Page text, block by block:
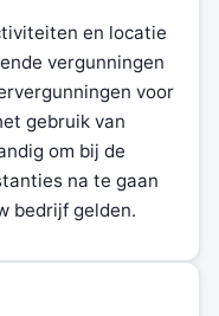
en locatie
vergunningen
voor
gebruik van
om bij de
na te gaan
bedrijf gelden.